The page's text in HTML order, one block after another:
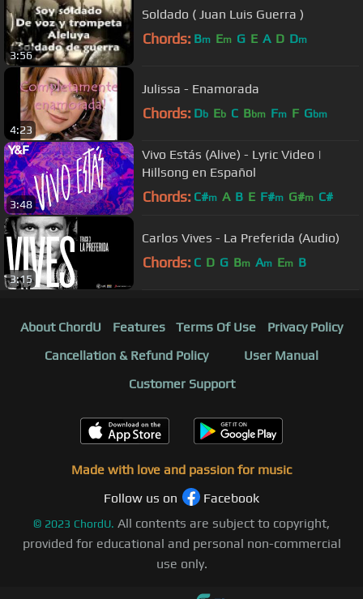
3:56
Soldado ( Juan Luis Guerra )
Chords: Bm Em G E A D Dm
4:23
Julissa - Enamorada
Chords: Db Eb C Bbm Fm F Gbm
3:48
Vivo Estás (Alive) - Lyric Video |
Hillsong en Español
Chords: C#m A B E F#m G#m C#
3:15
Carlos Vives - La Preferida (Audio)
Chords: C D G Bm Am Em B
About ChordU Features Terms Of Use
Privacy Policy
Cancellation & Refund Policy
User Manual
Customer Support
Made with love and passion for music
Follow us on
Facebook
© 2023 ChordU. All contents are subject to copyright,
provided for educational and personal non-commercial
use only.